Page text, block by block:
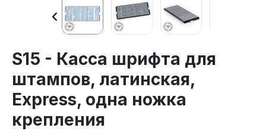
S15 - Касса шрифта для
штампов, латинская,
Express, одна ножка
крепления